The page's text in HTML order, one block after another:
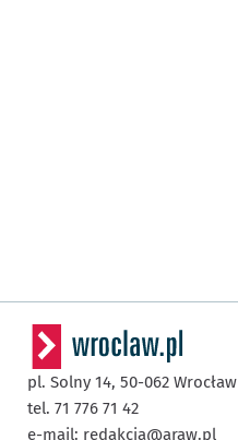
pl. Solny 14, 50-062 Wrocław
tel. 71 776 71 42
e-mail: redakcja@araw.pl